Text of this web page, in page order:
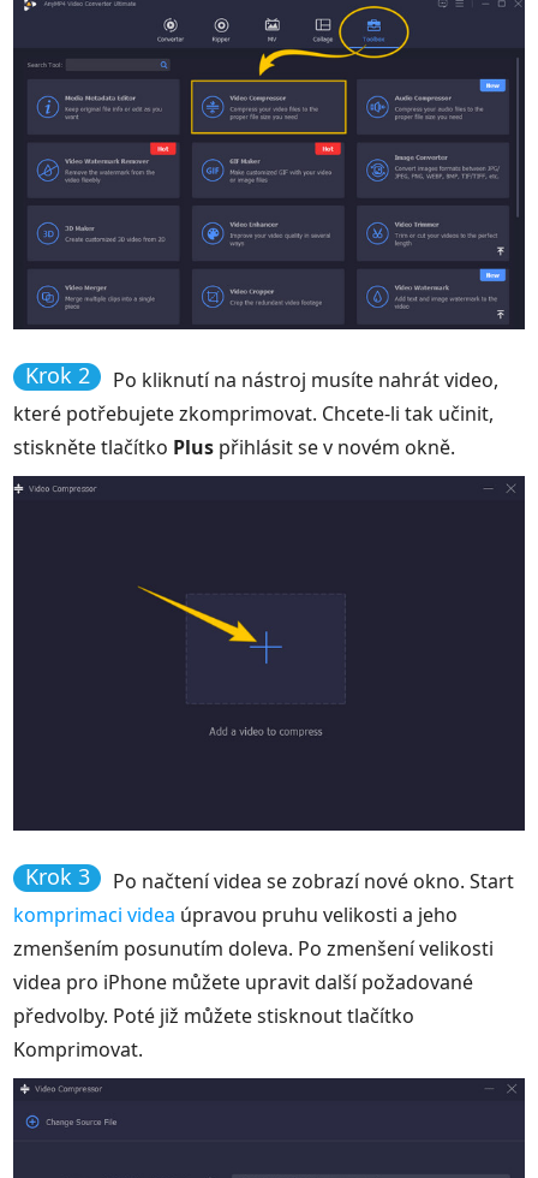
Krok 2
Po kliknutí na nástroj musíte nahrát video,
které potřebujete zkomprimovat. Chcete-li tak učinit,
stiskněte tlačítko Plus přihlásit se v novém okně.
Krok 3
Po načtení videa se zobrazí nové okno. Start
komprimaci videa úpravou pruhu velikosti a jeho
zmenšením posunutím doleva. Po zmenšení velikosti
videa pro iPhone můžete upravit další požadované
předvolby. Poté již můžete stisknout tlačítko
Komprimovat.